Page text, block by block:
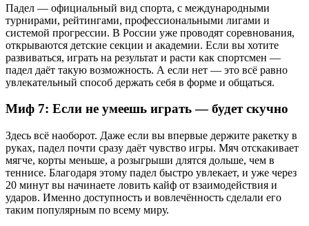
Падел — официальный вид спорта, с международными
турнирами, рейтингами, профессиональными лигами и
системой прогрессии. В России уже проводят соревнования,
открываются детские секции и академии. Если вы хотите
развиваться, играть на результат и расти как спортсмен —
падел даёт такую возможность. А если нет — это всё равно
увлекательный способ держать себя в форме и общаться.
Миф 7: Если не умеешь играть — будет скучно
Здесь всё наоборот. Даже если вы впервые держите ракетку в
руках, падел почти сразу даёт чувство игры. Мяч отскакивает
мягче, корты меньше, а розыгрыши длятся дольше, чем в
теннисе. Благодаря этому падел быстро увлекает, и уже через
20 минут вы начинаете ловить кайф от взаимодействия и
ударов. Именно доступность и вовлечённость сделали его
таким популярным по всему миру.